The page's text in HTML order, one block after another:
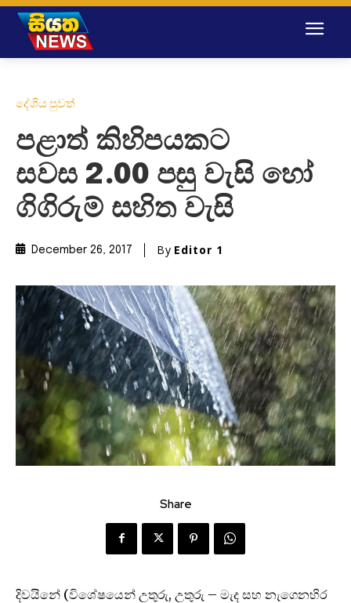
දේශීය පුවත්
පළාත් කිහිපයකට
සවස 2.00 පසු වැසි හෝ
ගිගිරුම් සහිත වැසි
December 26, 2017 By Editor 1
Share
දිවයිනේ (විශේෂයෙන් උතුරු, උතුරු – මැද සහ නැගෙනහිර